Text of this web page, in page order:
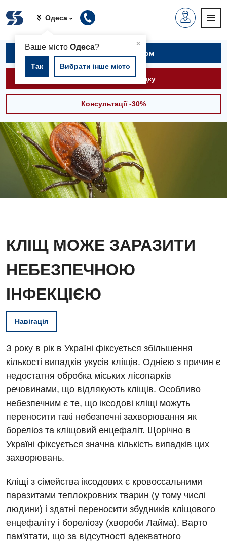
Одеса
×
Ваше містоОдеса?
Так Вибрати інше місто
Вакансії
Заходи БПР
Діагностика
Записатися на прийом
Викликати швидку
Консультації -30%
КЛІЩ МОЖЕ ЗАРАЗИТИ
НЕБЕЗПЕЧНОЮ
ІНФЕКЦІЄЮ
Навігація
З року в рік в Україні фіксується збільшення
кількості випадків укусів кліщів. Однією з причин є
недостатня обробка міських лісопарків
речовинами, що відлякують кліщів. Особливо
небезпечним є те, що іксодові кліщі можуть
переносити такі небезпечні захворювання як
бореліоз та кліщовий енцефаліт. Щорічно в
Україні фіксується значна кількість випадків цих
захворювань.
Кліщі з сімейства іксодових є кровоссальними
паразитами теплокровних тварин (у тому числі
людини) і здатні переносити збудників кліщового
енцефаліту і бореліозу (хвороби Лайма). Варто
пам'ятати, що за відсутності адекватного